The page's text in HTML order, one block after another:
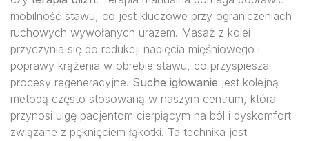
mobilność stawu, co jest kluczowe przy ograniczeniach
ruchowych wywołanych urazem. Masaż z kolei
przyczynia się do redukcji napięcia mięśniowego i
poprawy krążenia w obrebie stawu, co przyspiesza
procesy regeneracyjne. Suche igłowanie jest kolejną
metodą często stosowaną w naszym centrum, która
przynosi ulgę pacjentom cierpiącym na ból i dyskomfort
związane z pęknięciem łąkotki. Ta technika jest